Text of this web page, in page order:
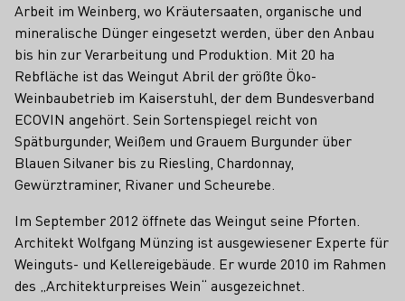
Arbeit im Weinberg, wo Kräutersaaten, organische und
mineralische Dünger eingesetzt werden, über den Anbau
bis hin zur Verarbeitung und Produktion. Mit 20 ha
Rebfläche ist das Weingut Abril der größte Öko-
Weinbaubetrieb im Kaiserstuhl, der dem Bundesverband
ECOVIN angehört. Sein Sortenspiegel reicht von
Spätburgunder, Weißem und Grauem Burgunder über
Blauen Silvaner bis zu Riesling, Chardonnay,
Gewürztraminer, Rivaner und Scheurebe.
Im September 2012 öffnete das Weingut seine Pforten.
Architekt Wolfgang Münzing ist ausgewiesener Experte für
Weinguts- und Kellereigebäude. Er wurde 2010 im Rahmen
des „Architekturpreises Wein“ ausgezeichnet.